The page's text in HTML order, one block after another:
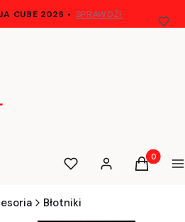
CUBE 2026 • SPRAWDŹ!
UlubioneZaloguj sięProdukty
Koszyk
Błotniki